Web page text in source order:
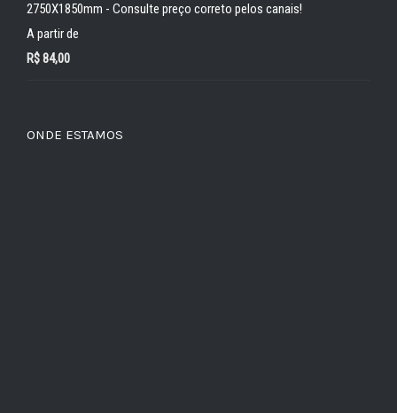
2750X1850mm - Consulte preço correto pelos canais!
A partir de
R$84,00
ONDE ESTAMOS